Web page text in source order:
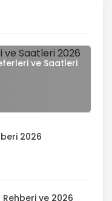
ve Saatleri
2026
ve 2026